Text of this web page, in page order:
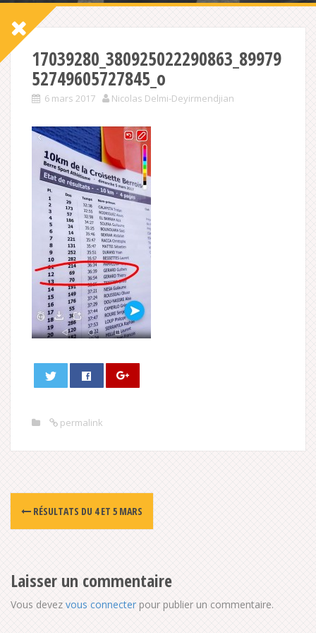
17039280_380925022290863_89979
52749605727845_o
6 mars 2017 Nicolas Delmi-Deyirmendjian
permalink
Post
navigation
RÉSULTATS DU 4 ET 5 MARS
Laisser un commentaire
Vous devez vous connecter pour publier un commentaire.